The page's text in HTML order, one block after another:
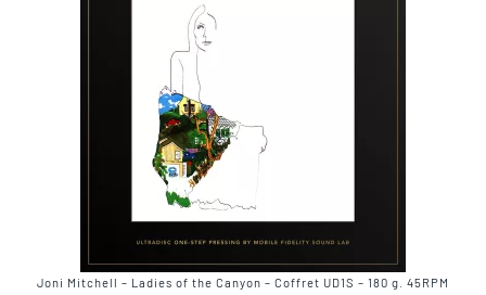
Joni Mitchell – Ladies of the Canyon – Coffret UD1S – 180 g. 45RPM